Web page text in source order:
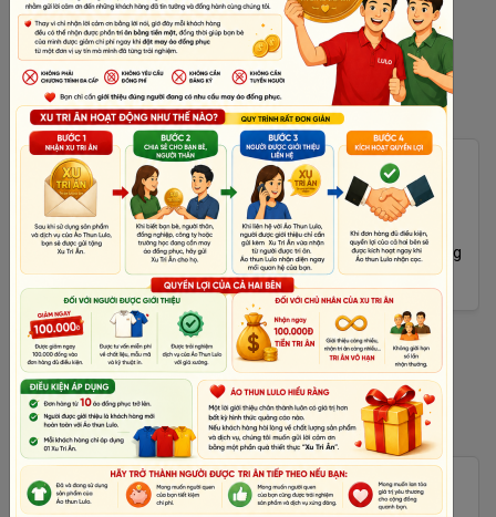
Cập Nhật Áo Đẹp Trước
Chưa kịp quay clip gửi tặng áo thun lulo nên chị cập nhật áo
đẹp trước thôi nha. Áo thun lulo cảm ơn Vị Quê Kitchen đã ủng
hộ sản phẩm...[Xem thêm]
Rất Đẹp